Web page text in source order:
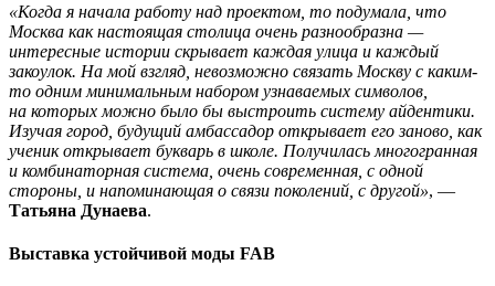
«Когда я начала работу над проектом, то подумала, что
Москва как настоящая столица очень разнообразна —
интересные истории скрывает каждая улица и каждый
закоулок. На мой взгляд, невозможно связать Москву с каким-
то одним минимальным набором узнаваемых символов,
на которых можно было бы выстроить систему айдентики.
Изучая город, будущий амбассадор открывает его заново, как
ученик открывает букварь в школе. Получилась многогранная
и комбинаторная система, очень современная, с одной
стороны, и напоминающая о связи поколений, с другой», —
Татьяна Дунаева.
Выставка устойчивой моды FAB